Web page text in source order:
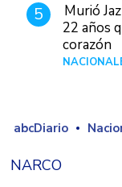
5
Murió
22 años
corazón
abcDiario
NARCO